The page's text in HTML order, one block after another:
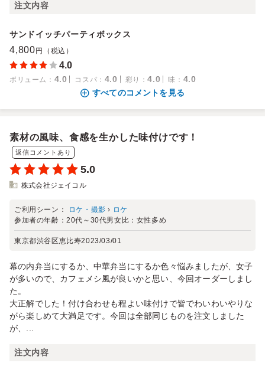
注文内容
サンドイッチパーティボックス
4,800 円（税込）
4.0
ボリューム ： 4.0 コスパ ： 4.0 彩り ：4.0 味 ： 4.0
すべてのコメントを見る
素材の風味、食感を生かした味付けです！
返信コメントあり
5.0
株式会社ジェイコル
ご利用シーン： ロケ・撮影 › ロケ
参加者の年齢：20代～30代男女比： 女性多め
東京都渋谷区恵比寿2023/03/01
幕の内弁当にするか、中華弁当にするか色々悩みましたが、女子
が多いので、カフェメシ風が良いかと思い、今回オーダーしまし
た。
大正解でした！付け合わせも程よい味付けで皆でわいわいやりな
がら楽しめて大満足です。今回は全部同じものを注文しました
が、...
注文内容